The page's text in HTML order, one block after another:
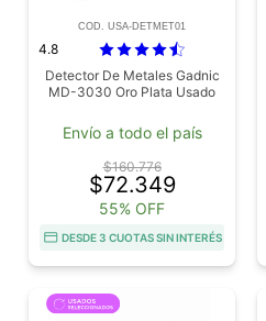
COD. USA-DETMET01
4.8
Detector De Metales Gadnic
MD-3030 Oro Plata Usado
Envío a todo el país
$160.776
$72.349
55% OFF
DESDE 3 CUOTAS SIN INTERÉS